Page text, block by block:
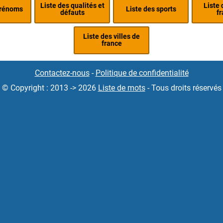
Liste des qualités et
défauts
Liste des sports
Liste
Liste des villes de
france
Contactez-nous- Politique de confidentialité
© Copyright : 2013 -> 2026 Liste de mots- Tous droits réservés